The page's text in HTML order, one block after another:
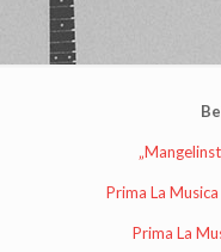
Prima La
Prima La